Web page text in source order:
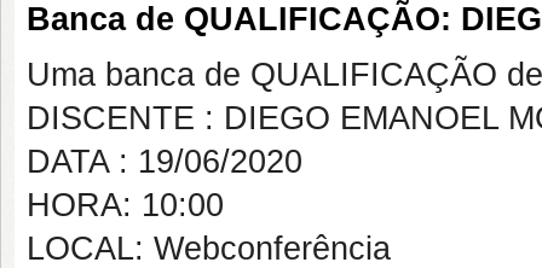
Banca de QUALIFICAÇÃO:
Uma banca de QUALIFICAÇÃO
DISCENTE : DIEGO EMANOEL
DATA : 19/06/2020
HORA: 10:00
LOCAL: Webconferência